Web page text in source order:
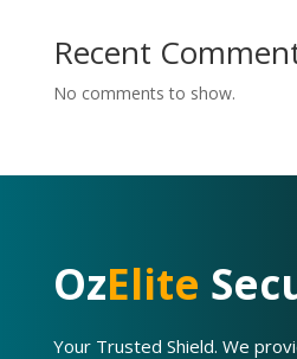
Recent
No comments to show.
OzElite
Your Trusted Shield. We